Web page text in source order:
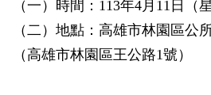
未來發展
前鎮漁港聯外軌道
各線計畫進度
岡山路竹延伸線(第二A階段)
已通車
捷運紅/橘線
生態檢核專區
性別主流化專區
增額容積申請
檔案應用專區
影音專區
特色車站
首長簡介
局徽
網站導
English
（一）時間：113年4月11日（
（二）地點：高雄市林園區公
（高雄市林園區王公路1號）